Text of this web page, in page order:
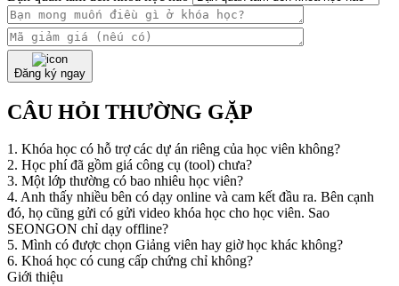
Đăng ký ngay
CÂU HỎI THƯỜNG GẶP
1. Khóa học có hỗ trợ các dự án riêng của học viên không?
2. Học phí đã gồm giá công cụ (tool) chưa?
3. Một lớp thường có bao nhiêu học viên?
4. Anh thấy nhiều bên có dạy online và cam kết đầu ra. Bên cạnh
đó, họ cũng gửi có gửi video khóa học cho học viên. Sao
SEONGON chỉ dạy offline?
5. Mình có được chọn Giảng viên hay giờ học khác không?
6. Khoá học có cung cấp chứng chỉ không?
Giới thiệu